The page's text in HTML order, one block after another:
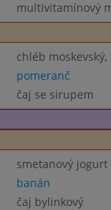
multivitamínový
chléb
pomeranč
čaj se sirupem
smetanový
banán
čaj bylinkový